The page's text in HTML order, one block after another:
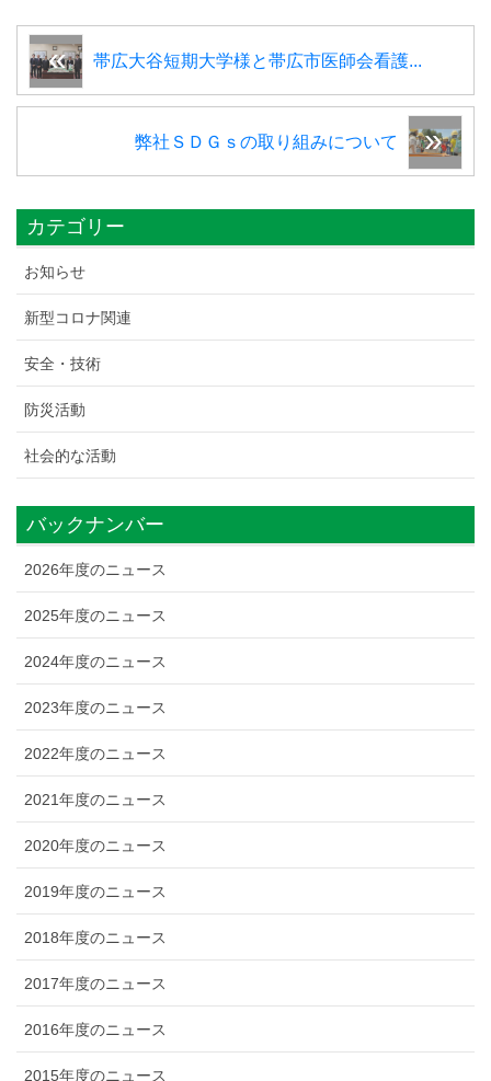
帯広大谷短期大学様と帯広市医師会看護...
弊社ＳＤＧｓの取り組みについて
カテゴリー
お知らせ
新型コロナ関連
安全・技術
防災活動
社会的な活動
バックナンバー
2026年度のニュース
2025年度のニュース
2024年度のニュース
2023年度のニュース
2022年度のニュース
2021年度のニュース
2020年度のニュース
2019年度のニュース
2018年度のニュース
2017年度のニュース
2016年度のニュース
2015年度のニュース